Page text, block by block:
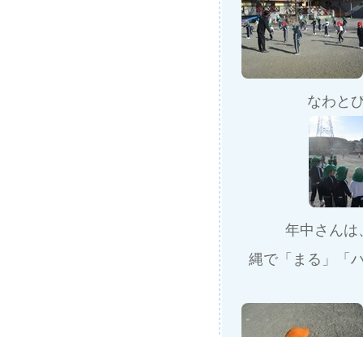
なわと
年中さんは
縄で「まる」「